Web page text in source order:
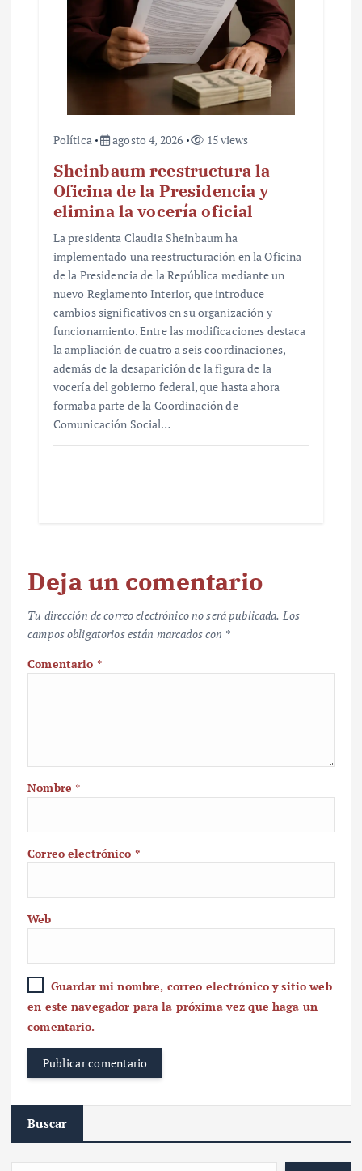
Política agosto 4, 2026 15 views
Sheinbaum reestructura la
Oficina de la Presidencia y
elimina la vocería oficial
La presidenta Claudia Sheinbaum ha
implementado una reestructuración en la Oficina
de la Presidencia de la República mediante un
nuevo Reglamento Interior, que introduce
cambios significativos en su organización y
funcionamiento. Entre las modificaciones destaca
la ampliación de cuatro a seis coordinaciones,
además de la desaparición de la figura de la
vocería del gobierno federal, que hasta ahora
formaba parte de la Coordinación de
Comunicación Social…
Deja un comentario
Tu dirección de correo electrónico no será publicada. Los
campos obligatorios están marcados con *
Comentario *
Nombre*
Correo electrónico *
Web
Guardar mi nombre, correo electrónico y sitio web
en este navegador para la próxima vez que haga un
comentario.
Buscar